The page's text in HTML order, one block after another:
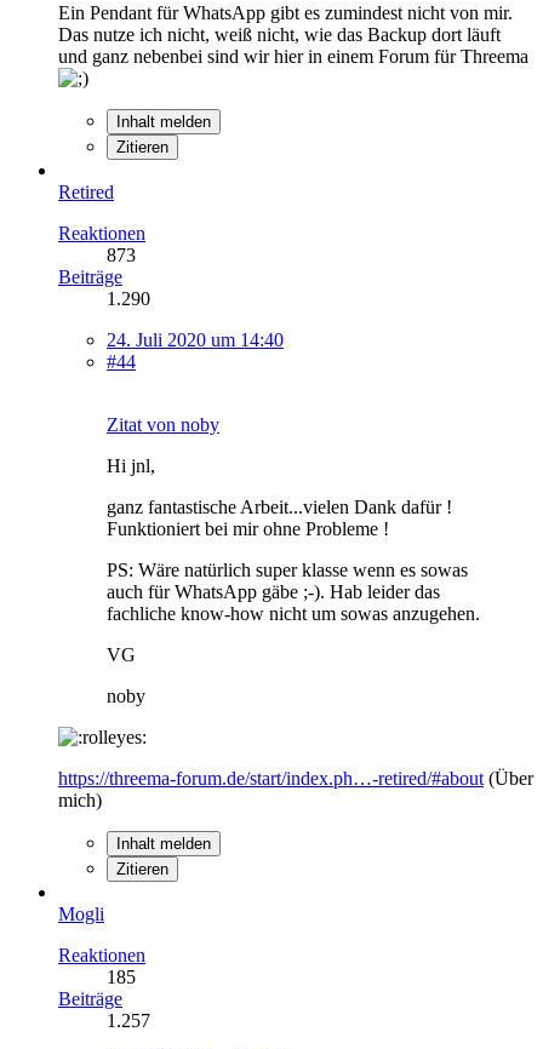
Ein Pendant für WhatsApp gibt es zumindest nicht von mir.
Das nutze ich nicht, weiß nicht, wie das Backup dort läuft
und ganz nebenbei sind wir hier in einem Forum für Threema
Inhalt melden
Zitieren
Retired
Reaktionen
873
Beiträge
1.290
24. Juli 2020 um 14:40
#44
Zitat von noby
Hi jnl,
ganz fantastische Arbeit...vielen Dank dafür !
Funktioniert bei mir ohne Probleme !
PS: Wäre natürlich super klasse wenn es sowas
auch für WhatsApp gäbe ;-). Hab leider das
fachliche know-how nicht um sowas anzugehen.
VG
noby
https://threema-forum.de/start/index.ph…-retired/#about (Über
mich)
Inhalt melden
Zitieren
Mogli
Reaktionen
185
Beiträge
1.257